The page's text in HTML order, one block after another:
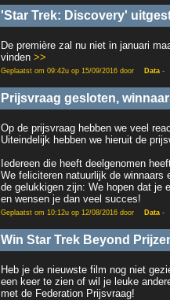
'Star Trek: Discovery'
De première zal nu niet in januari
vinden >>
Geplaatst om 09:42u op 15/09/2016 door Data -
Prijsvraag gesloten,
Op de prijsvraag hebben we veel
Uiteindelijk hebben we hieruit de
Iedereen die heeft deelgenomen
We feliciteren natuurlijk de
de gelukkigen zijn: We hopen dat je
en wensen je dan veel succes!
Geplaatst om 10:12u op 12/08/2016 door Data -
Win Star Trek Beyond
Heb je de nieuwste film nog niet
een keer te zien of wil je leuke
met de Federation Prijsvraag!